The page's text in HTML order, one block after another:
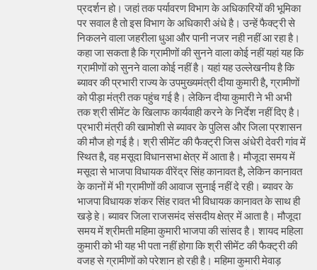
प्रदर्शन हो। जहां तक पर्यावरण विभाग के अधिकारियों की भूमिका
पर सवाल है तो इस विभाग के अधिकारी अंधे है। उन्हें फैक्ट्री से
निकलने वाला जहरीला धुआ और पानी नजर नही नहीं आ रहा है।
कहा जा सकता है कि ग्रामीणों की सुनने वाला कोई नहीं यहां यह कि
ग्रामीणों को सुनने वाला कोई नहीं है। यहां यह उल्लेखनीय है कि
ब्यावर की प्रभारी राज्य के उपमुख्यमंत्री दीया कुमारी है, ग्रामीणों
को पीड़ा मंत्री तक पहुंच गई है। लेकिन दीया कुमारी ने भी अभी
तक श्री सीमेंट के खिलाफ कार्यवाही करने के निर्देश नहीं दिए है।
प्रभारी मंत्री की खामोशी से ब्यावर के पुलिस और जिला प्रशासन
की मौज हो गई है। श्री सीमेंट की फैक्ट्री जिस अंधेरी देवरी गांव में
स्थित है, वह मसूदा विधानसभा क्षेत्र में आता है। मौजूदा समय में
मसूदा से भाजपा विधायक वीरेंद्र सिंह कानावत है, लेकिन कानावत
के कानों में भी ग्रामीणों की आवाज सुनाई नहीं दे रही। ब्यावर के
भाजपा विधायक शंकर सिंह रावत भी विधायक कानावत के साथ ही
खड़े हे। ब्यावर जिला राजसमंद संसदीय क्षेत्र में आता है। मौजूदा
समय में श्रीमती महिमा कुमारी भाजपा की सांसद है। शायद महिला
कुमारी को भी यह भी पता नहीं होगा कि श्री सीमेंट की फैक्ट्री की
वजह से ग्रामीणों को परेशान हो रही है। महिमा कुमारी मेवाड़